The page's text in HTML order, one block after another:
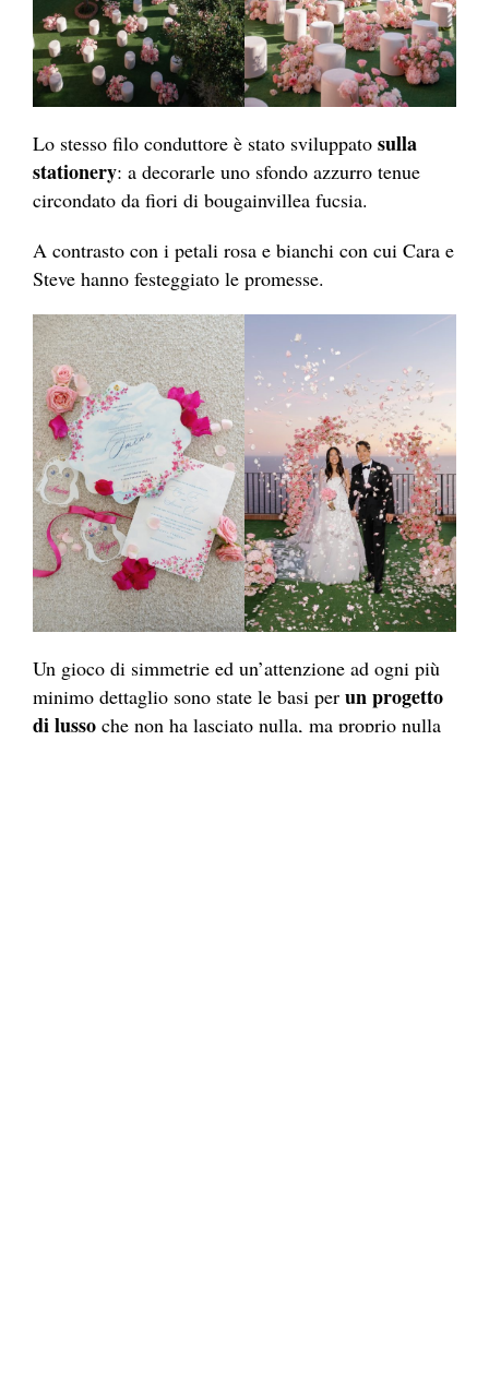
Lo stesso filo conduttore è stato sviluppato sulla
stationery: a decorarle uno sfondo azzurro tenue
circondato da fiori di bougainvillea fucsia.
A contrasto con i petali rosa e bianchi con cui Cara e
Steve hanno festeggiato le promesse.
Un gioco di simmetrie ed un’attenzione ad ogni più
minimo dettaglio sono state le basi per un progetto
di lusso che non ha lasciato nulla, ma proprio nulla